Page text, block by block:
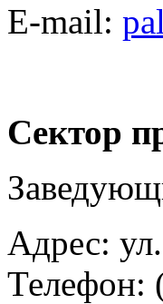
E-mail:
Сектор
Адрес:
Телефон: